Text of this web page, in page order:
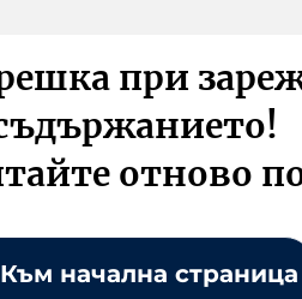
при
отново
Към начална страница